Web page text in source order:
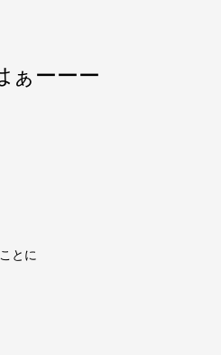
ぁーーー
とに